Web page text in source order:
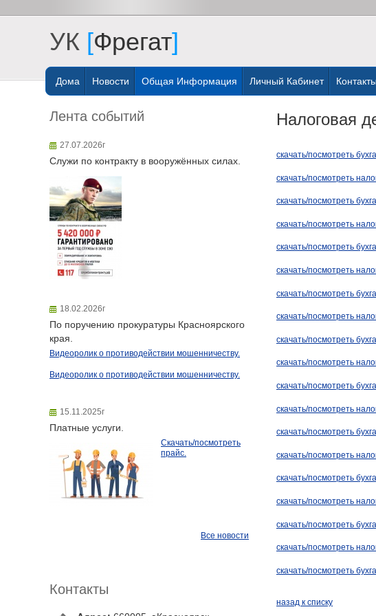
УК [Фрегат]
Дома Новости Общая Информация Личный Кабинет Контакты
Лента событий
27.07.2026г
Служи по контракту в вооружённых силах.
18.02.2026г
По поручению прокуратуры Красноярского
края.
Видеоролик о противодействии мошенничеству.
Видеоролик о противодействии мошенничеству.
15.11.2025г
Платные услуги.
Скачать/посмотреть
прайс.
Все новости
Контакты
Налоговая
скачать/посмотреть
скачать/посмотреть
скачать/посмотреть
скачать/посмотреть
скачать/посмотреть
скачать/посмотреть
скачать/посмотреть
скачать/посмотреть
скачать/посмотреть
скачать/посмотреть
скачать/посмотреть
скачать/посмотреть
скачать/посмотреть
скачать/посмотреть
скачать/посмотреть
скачать/посмотреть
скачать/посмотреть
скачать/посмотреть
скачать/посмотреть
назад к списку